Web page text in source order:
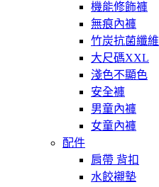
機能修飾褲
無痕內褲
竹炭抗菌纖維
大尺碼XXL
淺色不顯色
安全褲
男童內褲
女童內褲
配件
肩帶 背扣
水餃襯墊